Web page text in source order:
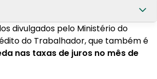
em 2025?
divulgados pelo Ministério do
do Trabalhador, que também é
nas taxas de juros no mês de